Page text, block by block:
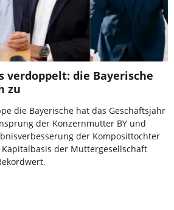
verdoppelt: die Bayerische
zu
die Bayerische hat das Geschäftsjahr
der Konzernmutter BY und
der Komposittochter
Kapitalbasis der Muttergesellschaft